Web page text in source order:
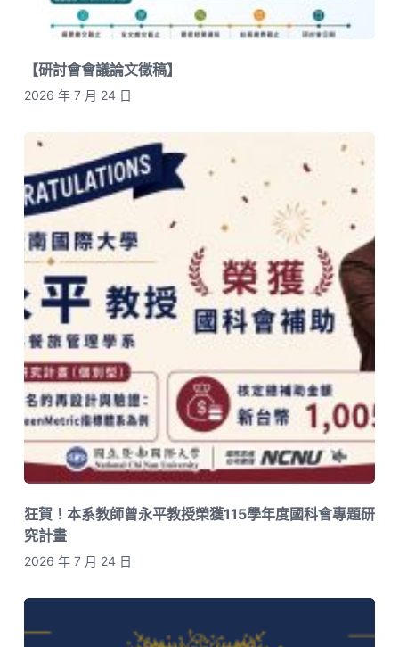
【研討會會議論文徵稿】
2026 年 7 月 24 日
狂賀！本系教師曾永平教授榮獲115學年度國科會專題研
究計畫
2026 年 7 月 24 日